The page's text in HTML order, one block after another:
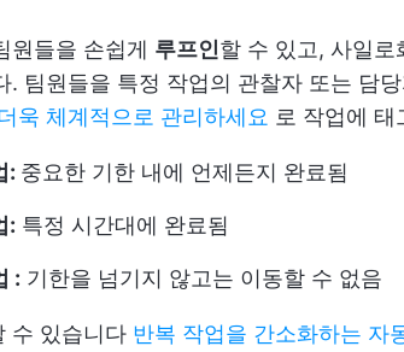
원들을 손쉽게 루프인할 수 있고, 사일로
. 팀원들을 특정 작업의 관찰자 또는 담
욱 체계적으로 관리하세요 로 작업에
: 중요한 기한 내에 언제든지 완료됨
: 특정 시간대에 완료됨
: 기한을 넘기지 않고는 이동할 수 없음
수 있습니다 반복 작업을 간소화하는 자